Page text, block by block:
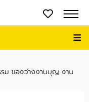
ม ของว่างงานบุญ งาน